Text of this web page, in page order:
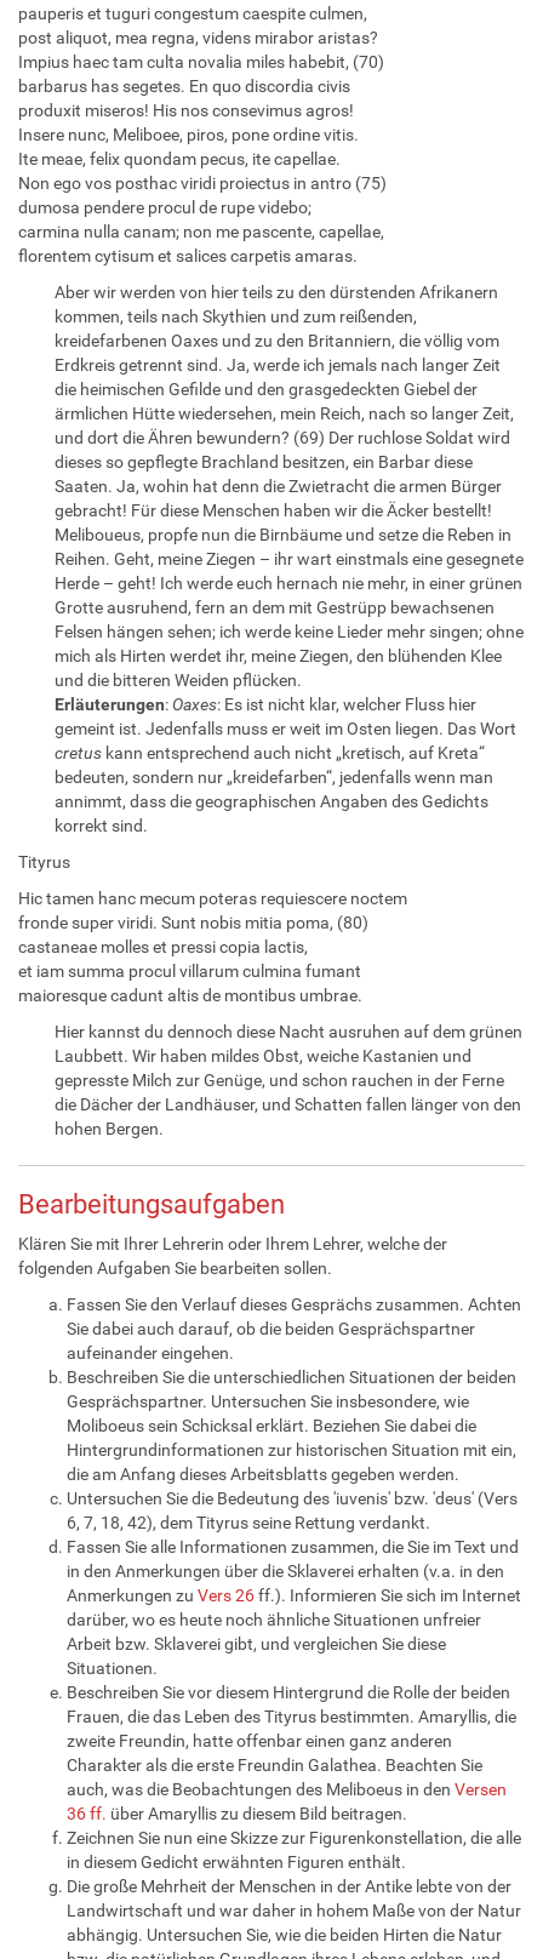
pauperis et tuguri congestum caespite culmen,
post aliquot, mea regna, videns mirabor aristas?
Impius haec tam culta novalia miles habebit, (70)
barbarus has segetes. En quo discordia civis
produxit miseros! His nos consevimus agros!
Insere nunc, Meliboee, piros, pone ordine vitis.
Ite meae, felix quondam pecus, ite capellae.
Non ego vos posthac viridi proiectus in antro (75)
dumosa pendere procul de rupe videbo;
carmina nulla canam; non me pascente, capellae,
florentem cytisum et salices carpetis amaras.
Aber wir werden von hier teils zu den dürstenden Afrikanern
kommen, teils nach Skythien und zum reißenden,
kreidefarbenen Oaxes und zu den Britanniern, die völlig vom
Erdkreis getrennt sind. Ja, werde ich jemals nach langer Zeit
die heimischen Gefilde und den grasgedeckten Giebel der
ärmlichen Hütte wiedersehen, mein Reich, nach so langer Zeit,
und dort die Ähren bewundern? (69) Der ruchlose Soldat wird
dieses so gepflegte Brachland besitzen, ein Barbar diese
Saaten. Ja, wohin hat denn die Zwietracht die armen Bürger
gebracht! Für diese Menschen haben wir die Äcker bestellt!
Meliboueus, propfe nun die Birnbäume und setze die Reben in
Reihen. Geht, meine Ziegen – ihr wart einstmals eine gesegnete
Herde – geht! Ich werde euch hernach nie mehr, in einer grünen
Grotte ausruhend, fern an dem mit Gestrüpp bewachsenen
Felsen hängen sehen; ich werde keine Lieder mehr singen; ohne
mich als Hirten werdet ihr, meine Ziegen, den blühenden Klee
und die bitteren Weiden pflücken.
Erläuterungen: Oaxes: Es ist nicht klar, welcher Fluss hier
gemeint ist. Jedenfalls muss er weit im Osten liegen. Das Wort
cretus kann entsprechend auch nicht „kretisch, auf Kreta“
bedeuten, sondern nur „kreidefarben“, jedenfalls wenn man
annimmt, dass die geographischen Angaben des Gedichts
korrekt sind.
Tityrus
Hic tamen hanc mecum poteras requiescere noctem
fronde super viridi. Sunt nobis mitia poma, (80)
castaneae molles et pressi copia lactis,
et iam summa procul villarum culmina fumant
maioresque cadunt altis de montibus umbrae.
Hier kannst du dennoch diese Nacht ausruhen auf dem grünen
Laubbett. Wir haben mildes Obst, weiche Kastanien und
gepresste Milch zur Genüge, und schon rauchen in der Ferne
die Dächer der Landhäuser, und Schatten fallen länger von den
hohen Bergen.
Bearbeitungsaufgaben
Klären Sie mit Ihrer Lehrerin oder Ihrem Lehrer, welche der
folgenden Aufgaben Sie bearbeiten sollen.
Fassen Sie den Verlauf dieses Gesprächs zusammen. Achten
Sie dabei auch darauf, ob die beiden Gesprächspartner
aufeinander eingehen.
Beschreiben Sie die unterschiedlichen Situationen der beiden
Gesprächspartner. Untersuchen Sie insbesondere, wie
Moliboeus sein Schicksal erklärt. Beziehen Sie dabei die
Hintergrundinformationen zur historischen Situation mit ein,
die am Anfang dieses Arbeitsblatts gegeben werden.
Untersuchen Sie die Bedeutung des 'iuvenis' bzw. 'deus' (Vers
6, 7, 18, 42), dem Tityrus seine Rettung verdankt.
Fassen Sie alle Informationen zusammen, die Sie im Text und
in den Anmerkungen über die Sklaverei erhalten (v.a. in den
Anmerkungen zu Vers 26ff.). Informieren Sie sich im Internet
darüber, wo es heute noch ähnliche Situationen unfreier
Arbeit bzw. Sklaverei gibt, und vergleichen Sie diese
Situationen.
Beschreiben Sie vor diesem Hintergrund die Rolle der beiden
Frauen, die das Leben des Tityrus bestimmten. Amaryllis, die
zweite Freundin, hatte offenbar einen ganz anderen
Charakter als die erste Freundin Galathea. Beachten Sie
auch, was die Beobachtungen des Meliboeus in den Versen
36 ff. über Amaryllis zu diesem Bild beitragen.
Zeichnen Sie nun eine Skizze zur Figurenkonstellation, die alle
in diesem Gedicht erwähnten Figuren enthält.
Die große Mehrheit der Menschen in der Antike lebte von der
Landwirtschaft und war daher in hohem Maße von der Natur
abhängig. Untersuchen Sie, wie die beiden Hirten die Natur